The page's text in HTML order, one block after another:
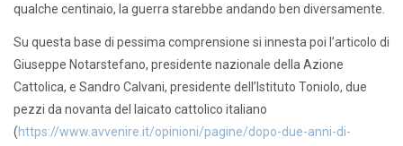
qualche centinaio, la guerra starebbe andando ben diversamente.
Su questa base di pessima comprensione si innesta poi l’articolo di
Giuseppe Notarstefano, presidente nazionale della Azione
Cattolica, e Sandro Calvani, presidente dell’Istituto Toniolo, due
pezzi da novanta del laicato cattolico italiano
(https://www.avvenire.it/opinioni/pagine/dopo-due-anni-di-